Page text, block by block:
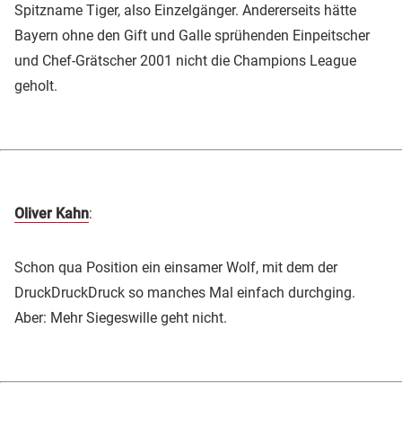
Spitzname Tiger, also Einzelgänger. Andererseits hätte
Bayern ohne den Gift und Galle sprühenden Einpeitscher
und Chef-Grätscher 2001 nicht die Champions League
geholt.
Oliver Kahn:
Schon qua Position ein einsamer Wolf, mit dem der
DruckDruckDruck so manches Mal einfach durchging.
Aber: Mehr Siegeswille geht nicht.